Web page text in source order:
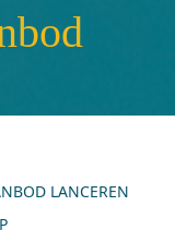
LANCEREN